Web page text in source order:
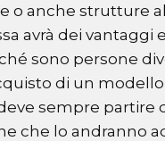
o anche strutture
avrà dei vantaggi
sono persone
di un
sempre partire
che lo andranno